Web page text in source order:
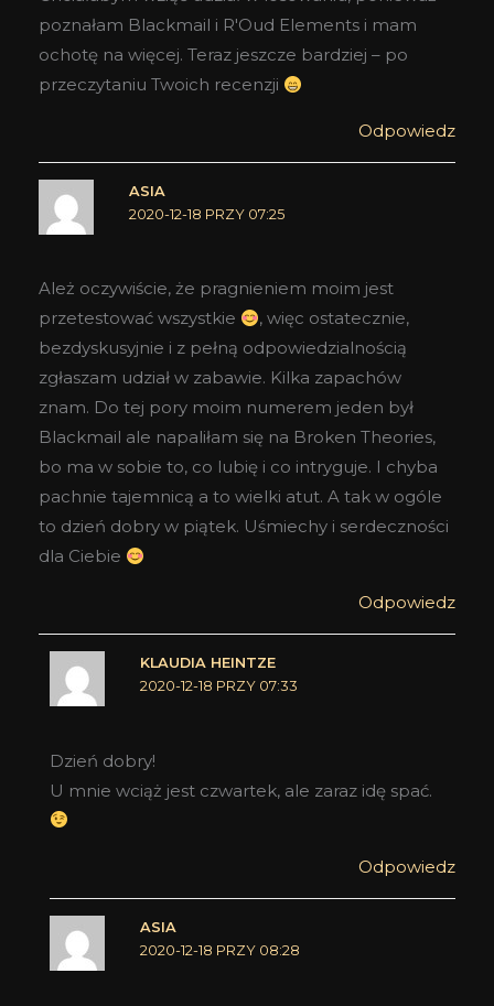
poznałam Blackmail i R'Oud Elements i mam
ochotę na więcej. Teraz jeszcze bardziej – po
przeczytaniu Twoich recenzji
Odpowiedz
ASIA
2020-12-18 PRZY 07:25
Ależ oczywiście, że pragnieniem moim jest
przetestować wszystkie
, więc ostatecznie,
bezdyskusyjnie i z pełną odpowiedzialnością
zgłaszam udział w zabawie. Kilka zapachów
znam. Do tej pory moim numerem jeden był
Blackmail ale napaliłam się na Broken Theories,
bo ma w sobie to, co lubię i co intryguje. I chyba
pachnie tajemnicą a to wielki atut. A tak w ogóle
to dzień dobry w piątek. Uśmiechy i serdeczności
dla Ciebie
Odpowiedz
KLAUDIA HEINTZE
2020-12-18 PRZY 07:33
Dzień dobry!
U mnie wciąż jest czwartek, ale zaraz idę spać.
Odpowiedz
ASIA
2020-12-18 PRZY 08:28